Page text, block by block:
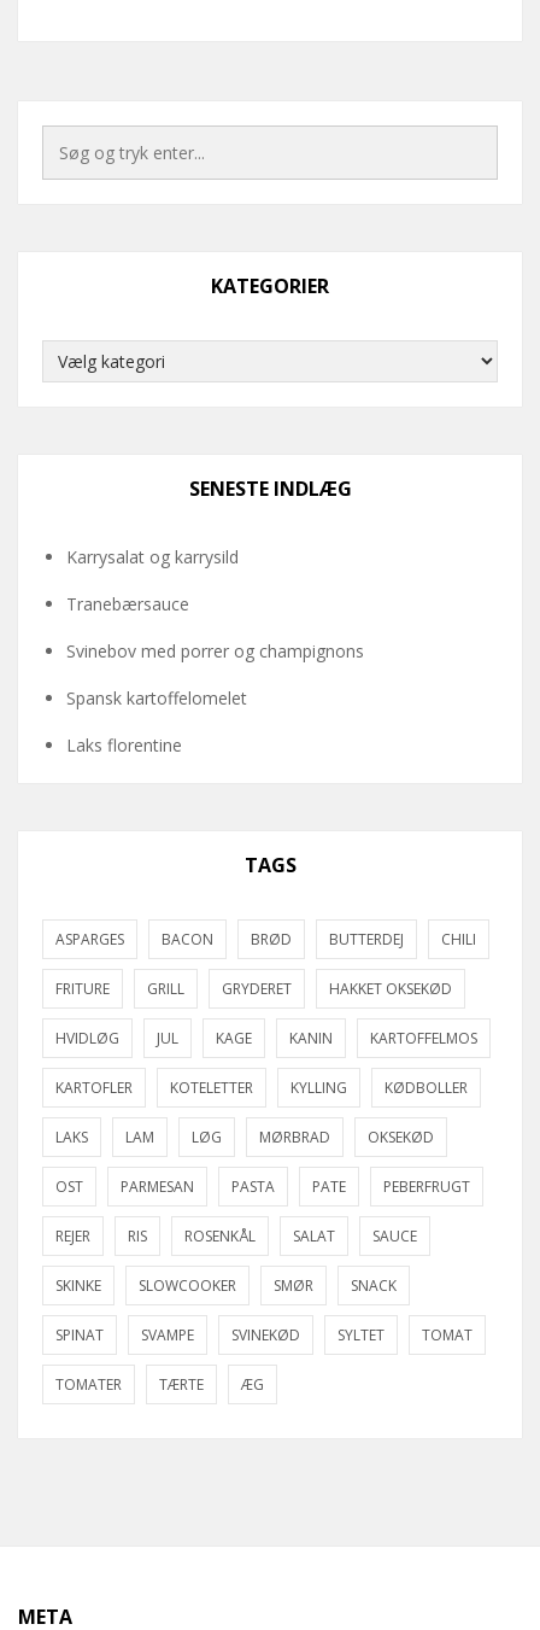
KATEGORIER
Kategorier
SENESTE INDLÆG
Karrysalat og karrysild
Tranebærsauce
Svinebov med porrer og champignons
Spansk kartoffelomelet
Laks florentine
TAGS
ASPARGES BACON BRØD BUTTERDEJ CHILI
FRITURE GRILL GRYDERET HAKKET OKSEKØD
HVIDLØG JUL KAGE KANIN KARTOFFELMOS
KARTOFLER KOTELETTER KYLLING KØDBOLLER
LAKS LAM LØG MØRBRAD OKSEKØD
OST PARMESAN PASTA PATE PEBERFRUGT
REJER RIS ROSENKÅL SALAT SAUCE
SKINKE SLOWCOOKER SMØR SNACK
SPINAT SVAMPE SVINEKØD SYLTET TOMAT
TOMATER TÆRTE ÆG
META